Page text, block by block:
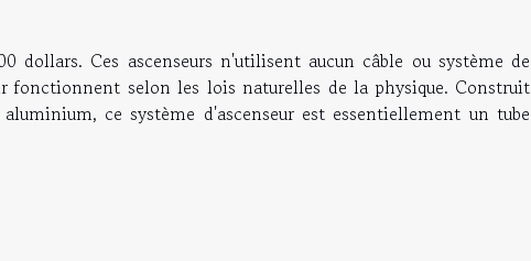
dollars. Ces ascenseurs n'utilisent aucun câble ou système de
fonctionnent selon les lois naturelles de la physique. Construit
ce système d'ascenseur est essentiellement un tube